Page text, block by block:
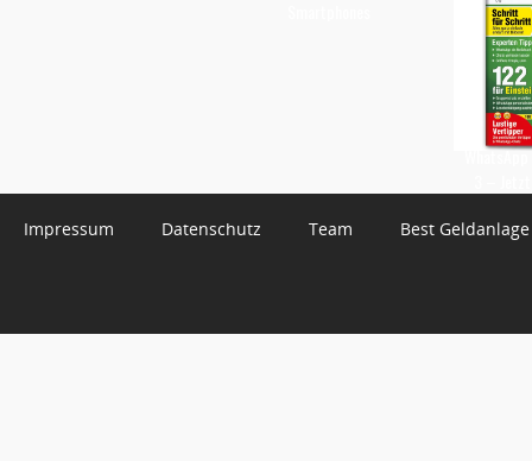
Impressum Datenschutz Team Best Geldanlage